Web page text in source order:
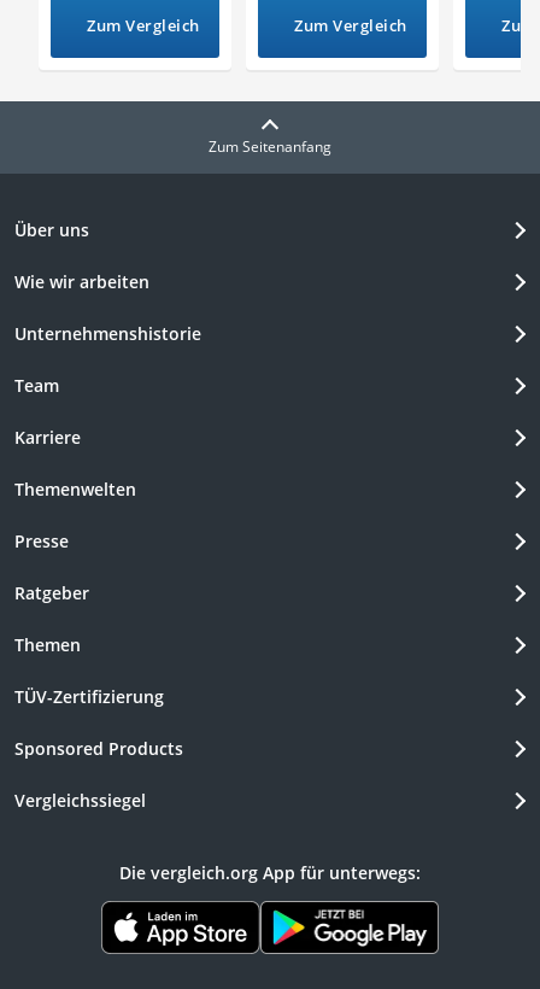
Zum Vergleich Zum Vergleich
Zum Seitenanfang
Über uns
Wie wir arbeiten
Unternehmenshistorie
Team
Karriere
Themenwelten
Presse
Ratgeber
Themen
TÜV-Zertifizierung
Sponsored Products
Vergleichssiegel
Die vergleich.org App für unterwegs: